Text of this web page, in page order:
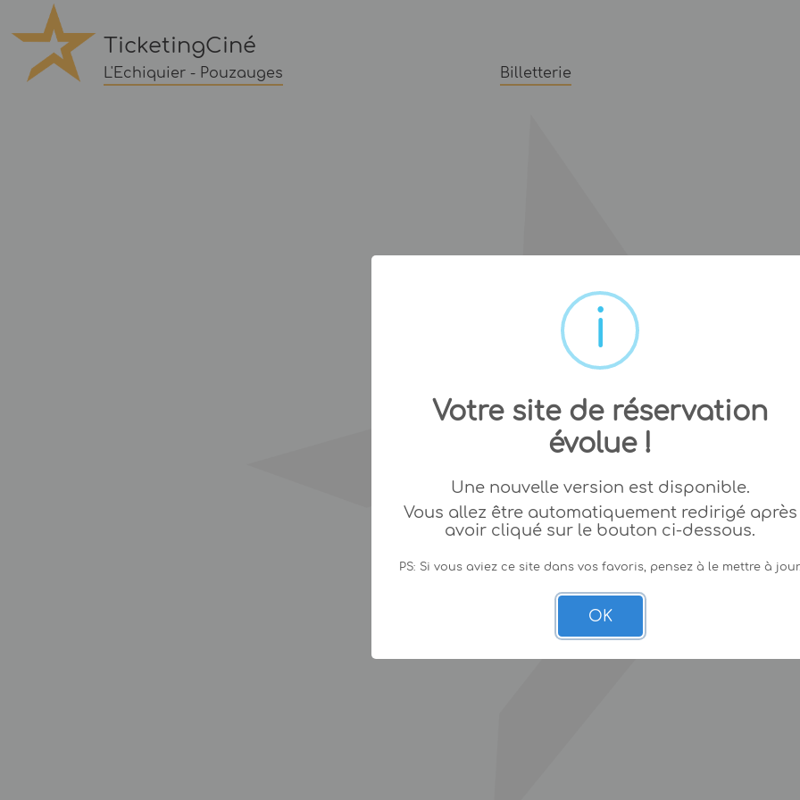
TicketingCiné
L'Echiquier - Pouzauges Billetterie
Votre site de réservation
évolue !
Une nouvelle version est disponible.
Vous allez être automatiquement redirigé après
avoir cliqué sur le bouton ci-dessous.
PS: Si vous aviez ce site dans vos favoris, pensez à le mettre à
OK